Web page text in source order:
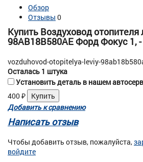
Обзор
Отзывы 0
Купить Воздуховод
98AB18B580AE Форд Фокус 1,
vozduhovod-otopitelya-leviy-
Осталась 1 штука
Установить деталь в нашем
400₽
Добавить к сравнению
Написать отзыв
Чтобы добавить отзыв, пожалуйста,
войдите